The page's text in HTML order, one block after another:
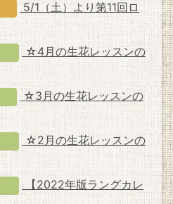
5/1（土）より第11回ロ
☆4月の生花レッスンの
☆3月の生花レッスンの
☆2月の生花レッスンの
【2022年版ラングカレ